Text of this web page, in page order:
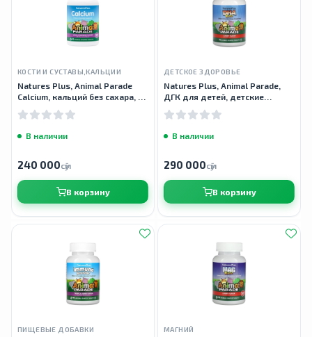
КОСТИ И СУСТАВЫ,КАЛЬЦИИ
Natures Plus, Animal Parade
Calcium, кальций без сахара, 90
В наличии
240 000сӯм
В корзину
ДЕТСКОЕ ЗДОРОВЬЕ
Natures Plus, Animal Parade,
ДГК для детей, детские
таблеток
В наличии
290 000сӯм
В корзину
ПИЩЕВЫЕ ДОБАВКИ МАГНИЙ